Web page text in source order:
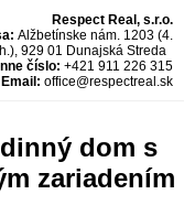
Respect Real, s.r.o.
Alžbetínske nám. 1203 (4.
929 01 Dunajská Streda
číslo: +421 911 226 315
Email: office@respectreal.sk
dom s
zariadením